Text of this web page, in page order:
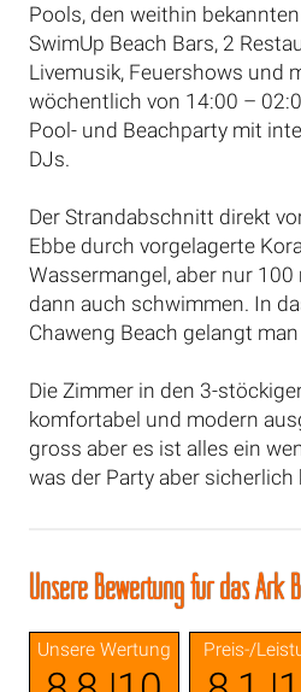
Pools, den weithin
SwimUp Beach Bars, 2
Livemusik, Feuershows und
wöchentlich von 14:00 –
Pool- und Beachparty mit
DJs.
Der Strandabschnitt direkt
Ebbe durch vorgelagerte
Wassermangel, aber nur
dann auch schwimmen. In
Chaweng Beach gelangt
Die Zimmer in den 3-
komfortabel und modern
gross aber es ist alles ein
was der Party aber
Unsere Bewertung für das Ark
Unsere Wertung Preis-/